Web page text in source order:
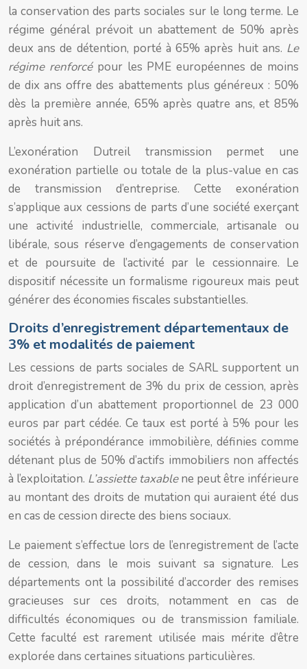
la conservation des parts sociales sur le long terme. Le
régime général prévoit un abattement de 50% après
deux ans de détention, porté à 65% après huit ans. Le
régime renforcé pour les PME européennes de moins
de dix ans offre des abattements plus généreux : 50%
dès la première année, 65% après quatre ans, et 85%
après huit ans.
L’exonération Dutreil transmission permet une
exonération partielle ou totale de la plus-value en cas
de transmission d’entreprise. Cette exonération
s’applique aux cessions de parts d’une société exerçant
une activité industrielle, commerciale, artisanale ou
libérale, sous réserve d’engagements de conservation
et de poursuite de l’activité par le cessionnaire. Le
dispositif nécessite un formalisme rigoureux mais peut
générer des économies fiscales substantielles.
Droits d’enregistrement départementaux de
3% et modalités de paiement
Les cessions de parts sociales de SARL supportent un
droit d’enregistrement de 3% du prix de cession, après
application d’un abattement proportionnel de 23 000
euros par part cédée. Ce taux est porté à 5% pour les
sociétés à prépondérance immobilière, définies comme
détenant plus de 50% d’actifs immobiliers non affectés
à l’exploitation. L’assiette taxablene peut être inférieure
au montant des droits de mutation qui auraient été dus
en cas de cession directe des biens sociaux.
Le paiement s’effectue lors de l’enregistrement de l’acte
de cession, dans le mois suivant sa signature. Les
départements ont la possibilité d’accorder des remises
gracieuses sur ces droits, notamment en cas de
difficultés économiques ou de transmission familiale.
Cette faculté est rarement utilisée mais mérite d’être
explorée dans certaines situations particulières.